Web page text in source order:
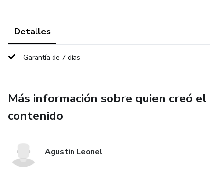
Detalles
Garantía de 7 días
Más información sobre quien creó el
contenido
Agustin Leonel